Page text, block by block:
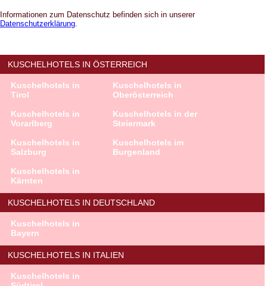
Informationen zum Datenschutz befinden sich in unserer
Datenschutzerklärung.
KUSCHELHOTELS IN ÖSTERREICH
Kuschelhotels in
Tirol
Kuschelhotels in
Oberösterreich
Kuschelhotels in
Vorarlberg
Kuschelhotels in der
Steiermark
Kuschelhotels in
Salzburg
Kuschelhotels im
Burgenland
Kuschelhotels in
Kärnten
KUSCHELHOTELS IN DEUTSCHLAND
Kuschelhotels in
Bayern
KUSCHELHOTELS IN ITALIEN
Kuschelhotels in